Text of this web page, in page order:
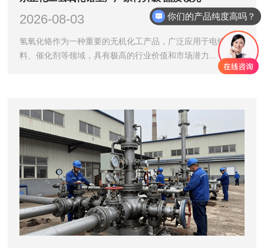
2026-08-03
氢氧化铬作为一种重要的无机化工产品，广泛应用于电镀、颜
料、催化剂等领域，具有极高的行业价值和市场潜力...
你们的产品纯度高吗？